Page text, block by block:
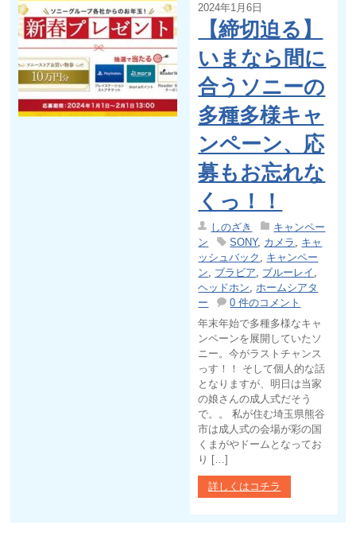
2024年1月6日
【締切迫る】
いまなら間に
合うソニーの
多種多様キャ
ンペーン、応
募もお忘れな
くっ！！
しのざき
キャンペー
ン
SONY, カメラ
キャ
ッシュバック
キャンペー
ン
ブラビア ブルーレイ
ヘッドホン
ホームシアタ
ー
0 件のコメント
年末年始で多種多様なキャ
ンペーンを展開していたソ
ニー。今がラストチャンス
っす！！ そして個人的な話
となりますが、明日は当家
の娘さんの成人式だそう
で。。 私が住む埼玉県熊谷
市は成人式の会場が彩の国
くまがやドームとなってお
り […]
詳しくはコチラ